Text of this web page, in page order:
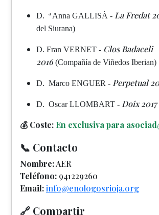
D. ª Anna GALLISÀ - La Fredat
del Siurana)
D. Fran VERNET - Clos Badaceli
2016(Compañía de Viñedos Iberian)
D. Marco ENGUER - Perpetual
D. Oscar LLOMBART - Doix 2017
💰 Coste: En exclusiva para
📞 Contacto
Nombre:AER
Teléfono: 941229260
Email:info@enologosrioja.org
🔗 Compartir